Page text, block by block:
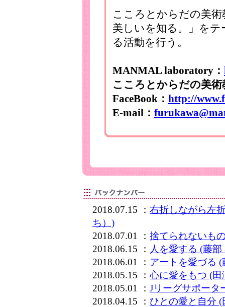
こころとからだの美
美しいを知る。」を
る活動を行う。
MANMAL laboratory：
こころとからだの美術
FaceBook： http://
E-mail：
2018.07.15 ： 右折しながら左
ち）)
2018.07.01 ： 捨てられないも
2018.06.15 ： 人を愛する (藤
2018.06.01 ： アートを愛づる
2018.05.15 ：心に愛をもつ (
2018.05.01 ： Jリーグサポー
2018.04.15 ： ひとの愛と自分